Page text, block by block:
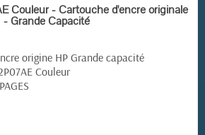
EN STOCK
Couleur - Cartouche d'encre originale
- Grande Capacité
origine HP Grande capacité
Couleur